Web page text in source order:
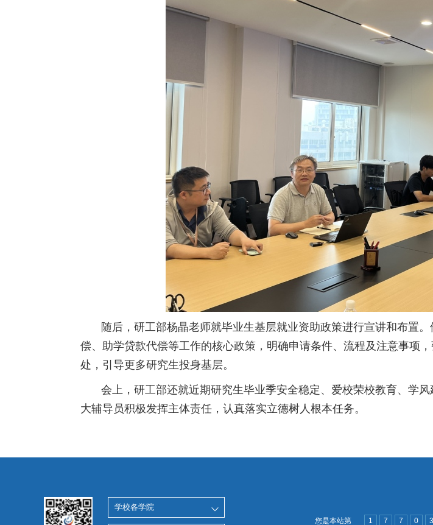
随后，研工部杨晶老师就毕业生基层就业资助政策进行宣讲和布置
偿、助学贷款代偿等工作的核心政策，明确申请条件、流程及注意事项
处，引导更多研究生投身基层。
会上，研工部还就近期研究生毕业季安全稳定、爱校荣校教育、学
大辅导员积极发挥主体责任，认真落实立德树人根本任务。
学校各学院
您是本站第 1 7 7 0 3